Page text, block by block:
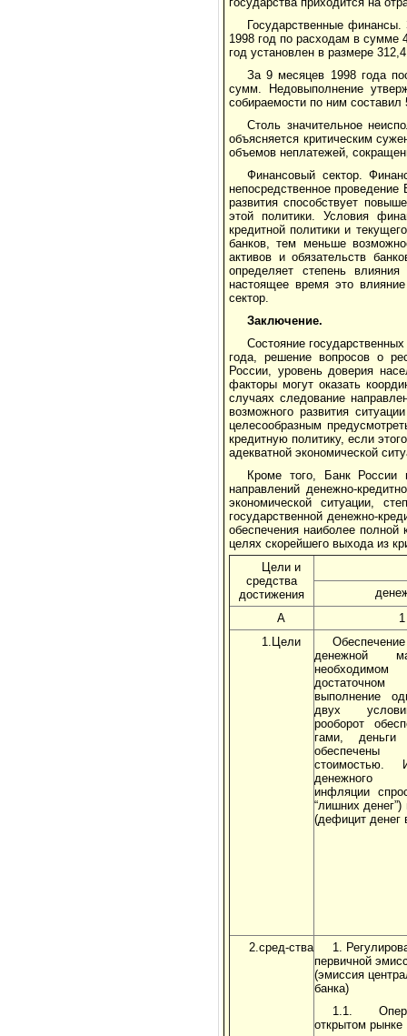
Государственные
1998 год по расходам в
год установлен в размере
За 9 месяцев 1998 года
сумм. Недовыполнение
собираемости по ним составил
Столь значительное
объясняется критическим
объемов неплатежей,
Финансовый сектор.
непосредственное проведение
развития способствует
этой политики. Условия
кредитной политики и
банков, тем меньше
активов и обязательств
определяет степень
настоящее время это
сектор.
Заключение.
Состояние
года, решение вопросов о
России, уровень доверия
факторы могут оказать
случаях следование
возможного развития
целесообразным
кредитную политику, если
адекватной экономической
Кроме того, Банк России
направлений денежно-
экономической ситуации,
государственной денежно-
обеспечения наиболее полной
целях скорейшего выхода из
Цели и
средства
достижения
А
1
1.Цели
де­нежной
выполнение
двух
рооборот
гами, деньги
обеспе­чены
стоимостью.
де­нежного
инфляции
“лишних денег”)
(дефицит денег
2.сред-ства
1.
первичной
(эмиссия
банка)
1.1.
открытом рынке